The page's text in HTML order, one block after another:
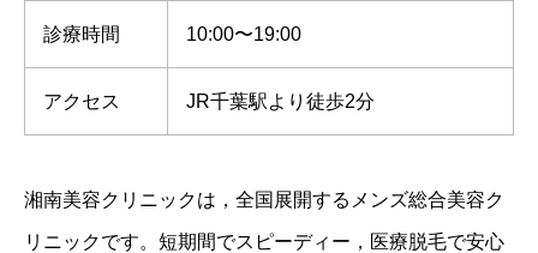
診療時間 10:00〜19:00
アクセス JR千葉駅より徒歩2分
湘南美容クリニックは，全国展開するメンズ総合美容ク
リニックです。短期間でスピーディー，医療脱毛で安心